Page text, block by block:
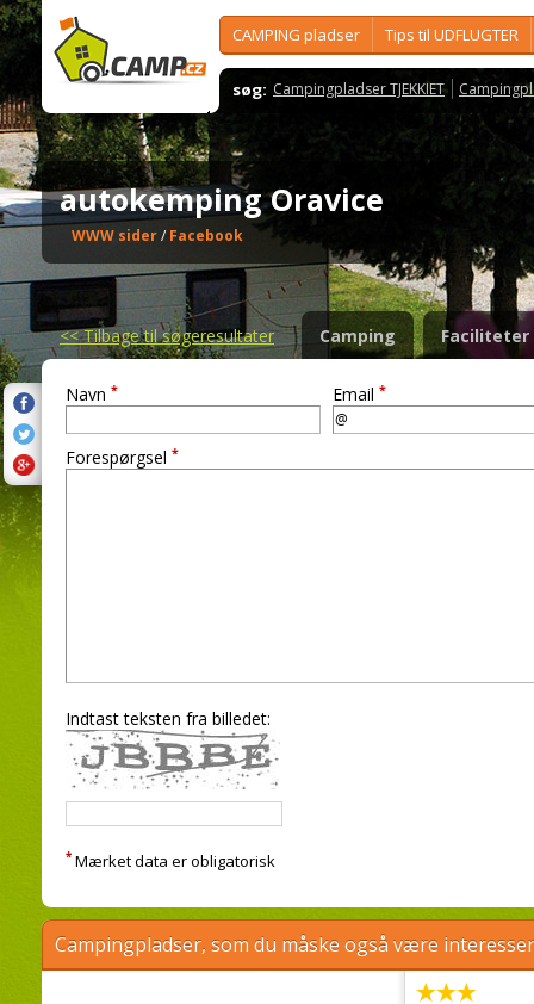
CAMPING pladser Tips til UDFLUGTER
søg: Campingpladser TJEKKIET
autokemping Oravice
WWW sider/Facebook
<<Tilbage til søgeresultater Camping Faciliteter
Navn * Email *
Forespørgsel *
Indtast teksten fra billedet:
* Mærket data er obligatorisk
Campingpladser, som du måske også være